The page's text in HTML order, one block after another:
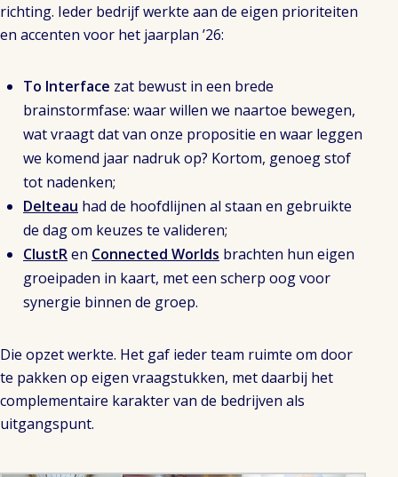
richting. Ieder bedrijf werkte aan de eigen prioriteiten
en accenten voor het jaarplan ’26:
To Interface zat bewust in een brede
brainstormfase: waar willen we naartoe bewegen,
wat vraagt dat van onze propositie en waar leggen
we komend jaar nadruk op? Kortom, genoeg stof
tot nadenken;
Delteau had de hoofdlijnen al staan en gebruikte
de dag om keuzes te valideren;
ClustRen Connected Worlds brachten hun eigen
groeipaden in kaart, met een scherp oog voor
synergie binnen de groep.
Die opzet werkte. Het gaf ieder team ruimte om door
te pakken op eigen vraagstukken, met daarbij het
complementaire karakter van de bedrijven als
uitgangspunt.